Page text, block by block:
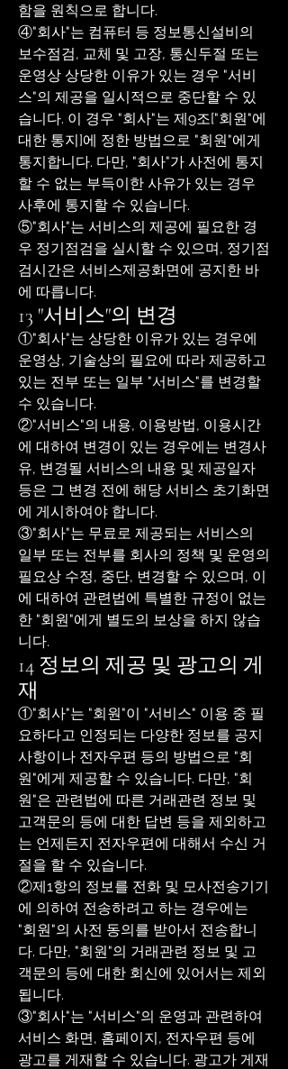
함을 원칙으로 합니다.
④"회사"는 컴퓨터 등 정보통신설비의
보수점검, 교체 및 고장, 통신두절 또는
운영상 상당한 이유가 있는 경우 "서비
스"의 제공을 일시적으로 중단할 수 있
습니다. 이 경우 "회사"는 제9조["회원"에
대한 통지]에 정한 방법으로 "회원"에게
통지합니다. 다만, "회사"가 사전에 통지
할 수 없는 부득이한 사유가 있는 경우
사후에 통지할 수 있습니다.
⑤"회사"는 서비스의 제공에 필요한 경
우 정기점검을 실시할 수 있으며, 정기점
검시간은 서비스제공화면에 공지한 바
에 따릅니다.
13 "서비스"의 변경
①"회사"는 상당한 이유가 있는 경우에
운영상, 기술상의 필요에 따라 제공하고
있는 전부 또는 일부 "서비스"를 변경할
수 있습니다.
②"서비스"의 내용, 이용방법, 이용시간
에 대하여 변경이 있는 경우에는 변경사
유, 변경될 서비스의 내용 및 제공일자
등은 그 변경 전에 해당 서비스 초기화면
에 게시하여야 합니다.
③"회사"는 무료로 제공되는 서비스의
일부 또는 전부를 회사의 정책 및 운영의
필요상 수정, 중단, 변경할 수 있으며, 이
에 대하여 관련법에 특별한 규정이 없는
한 "회원"에게 별도의 보상을 하지 않습
니다.
14 정보의 제공 및 광고의 게
재
①"회사"는 "회원"이 "서비스" 이용 중 필
요하다고 인정되는 다양한 정보를 공지
사항이나 전자우편 등의 방법으로 "회
원"에게 제공할 수 있습니다. 다만, "회
원"은 관련법에 따른 거래관련 정보 및
고객문의 등에 대한 답변 등을 제외하고
는 언제든지 전자우편에 대해서 수신 거
절을 할 수 있습니다.
②제1항의 정보를 전화 및 모사전송기기
에 의하여 전송하려고 하는 경우에는
"회원"의 사전 동의를 받아서 전송합니
다. 다만, "회원"의 거래관련 정보 및 고
객문의 등에 대한 회신에 있어서는 제외
됩니다.
③"회사"는 "서비스"의 운영과 관련하여
서비스 화면, 홈페이지, 전자우편 등에
광고를 게재할 수 있습니다. 광고가 게재